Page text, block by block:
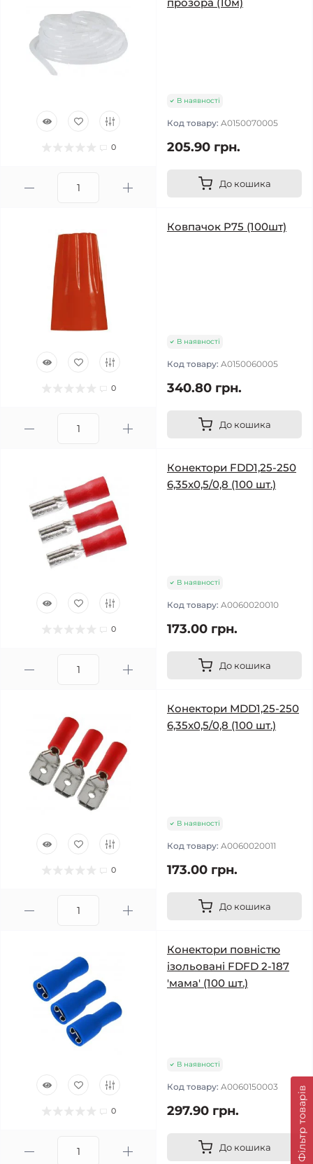
Фільтр товарів
0
В наявності
Код товару: A0150070005
205.90 грн.
До кошика
0
Ковпачок P75 (100шт)
В наявності
Код товару: A0150060005
340.80 грн.
До кошика
0
Конектори FDD1,25-250
6,35x0,5/0,8 (100 шт.)
В наявності
Код товару: A0060020010
173.00 грн.
До кошика
0
Конектори МDD1,25-250
6,35x0,5/0,8 (100 шт.)
В наявності
Код товару: A0060020011
173.00 грн.
До кошика
0
Конектори повністю
ізольовані FDFD 2-187
'мама' (100 шт.)
В наявності
Код товару: A0060150003
297.90 грн.
До кошика